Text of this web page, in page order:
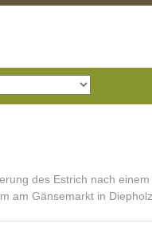
des Estrich nach einem
am Gänsemarkt in Diepholz